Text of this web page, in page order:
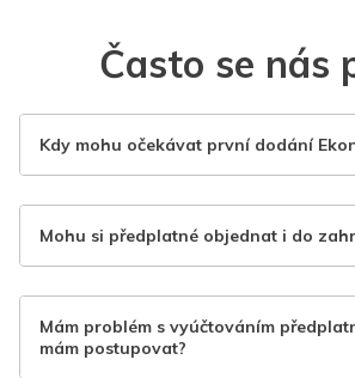
Často se nás
Kdy mohu očekávat první dodání
Mohu si předplatné objednat i do
Mám problém s vyúčtováním
mám postupovat?